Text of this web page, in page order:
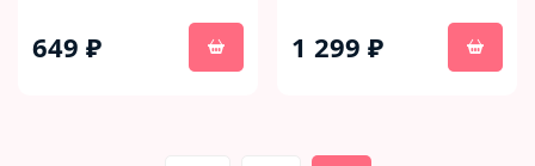
649 ₽ 1 299 ₽